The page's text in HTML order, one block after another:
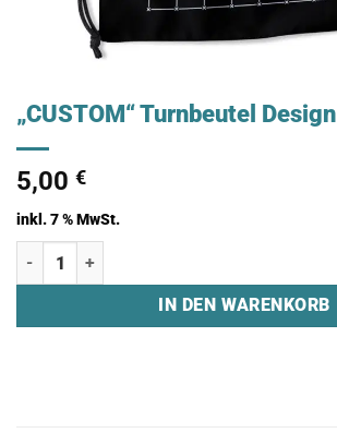
„CUSTOM“ Turnbeutel Design
5,00 €
inkl. 7 % MwSt.
"CUSTOM" Turnbeutel Design Menge
IN DEN WARENKORB